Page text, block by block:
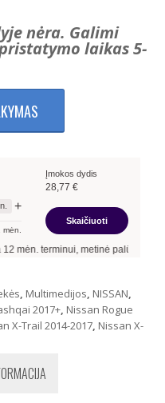
nėra. Galimi
laikas 5-
+
mėn.
Įmokos dydis
28,77 €
Skaičiuoti
terminui, metinė palūkanų norma
, Multimedijos, NISSAN,
2017+, Nissan Rogue
X-Trail 2014-2017, Nissan X-